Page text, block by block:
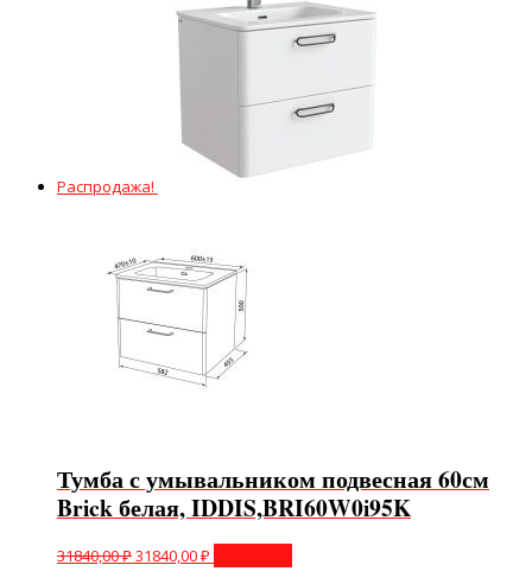
Распродажа!
Тумба с умывальником подвесная 60см
Brick белая, IDDIS,BRI60W0i95K
31840,00₽31840,00₽